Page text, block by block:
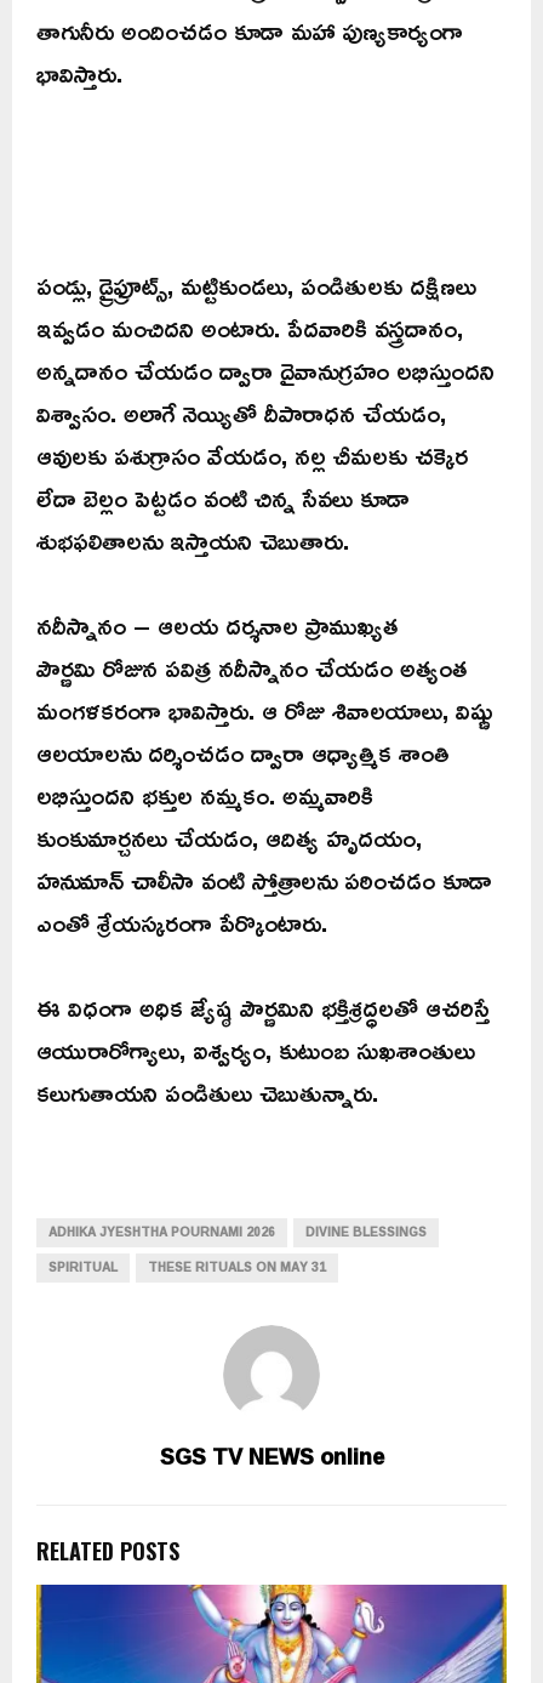
తాగునీరు అందించడం కూడా మహా పుణ్యకార్యంగా
భావిస్తారు.
పండ్లు, డ్రైఫ్రూట్స్, మట్టికుండలు, పండితులకు దక్షిణలు
ఇవ్వడం మంచిదని అంటారు. పేదవారికి వస్త్రదానం,
అన్నదానం చేయడం ద్వారా దైవానుగ్రహం లభిస్తుందని
విశ్వాసం. అలాగే నెయ్యితో దీపారాధన చేయడం,
ఆవులకు పశుగ్రాసం వేయడం, నల్ల చీమలకు చక్కెర
లేదా బెల్లం పెట్టడం వంటి చిన్న సేవలు కూడా
శుభఫలితాలను ఇస్తాయని చెబుతారు.
నదీస్నానం – ఆలయ దర్శనాల ప్రాముఖ్యత
పౌర్ణమి రోజున పవిత్ర నదీస్నానం చేయడం అత్యంత
మంగళకరంగా భావిస్తారు. ఆ రోజు శివాలయాలు, విష్ణు
ఆలయాలను దర్శించడం ద్వారా ఆధ్యాత్మిక శాంతి
లభిస్తుందని భక్తుల నమ్మకం. అమ్మవారికి
కుంకుమార్చనలు చేయడం, ఆదిత్య హృదయం,
హనుమాన్ చాలీసా వంటి స్తోత్రాలను పఠించడం కూడా
ఎంతో శ్రేయస్కరంగా పేర్కొంటారు.
ఈ విధంగా అధిక జ్యేష్ఠ పౌర్ణమిని భక్తిశ్రద్ధలతో ఆచరిస్తే
ఆయురారోగ్యాలు, ఐశ్వర్యం, కుటుంబ సుఖశాంతులు
కలుగుతాయని పండితులు చెబుతున్నారు.
ADHIKA JYESHTHA POURNAMI 2026
DIVINE BLESSINGS
SPIRITUAL
THESE RITUALS ON MAY 31
SGS TV NEWS online
RELATED POSTS